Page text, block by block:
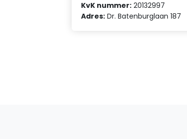
KvK nummer: 20132997
Adres: Dr. Batenburglaan 187